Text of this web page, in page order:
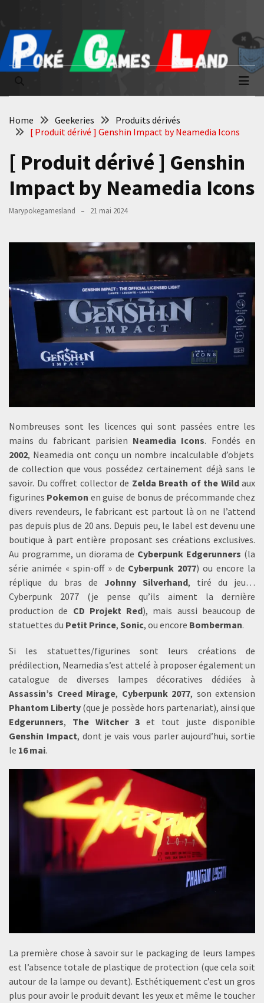
content
content
Poké Games
La passion du jeu vidéo
Home Geekeries
Produits dérivés
[ Produit dérivé ] Genshin Impact by Neamedia Icons
[ Produit dérivé ] Genshin
Impact by Neamedia Icons
Marypokegamesland 21 mai 2024
Nombreuses sont les licences qui sont passées entre les
mains du fabricant parisien Neamedia Icons. Fondés en
2002, Neamedia ont conçu un nombre incalculable d’objets
de collection que vous possédez certainement déjà sans le
savoir. Du coffret collector de Zelda Breath of the Wildaux
figurines Pokemon en guise de bonus de précommande chez
divers revendeurs, le fabricant est partout là on ne l’attend
pas depuis plus de 20 ans. Depuis peu, le label est devenu une
boutique à part entière proposant ses créations exclusives.
Au programme, un diorama de Cyberpunk Edgerunners (la
série animée « spin-off » de Cyberpunk 2077) ou encore la
réplique du bras de Johnny Silverhand, tiré du jeu…
Cyberpunk 2077 (je pense qu’ils aiment la dernière
production de CD Projekt Red), mais aussi beaucoup de
statuettes du Petit Prince, Sonic, ou encore Bomberman.
Si les statuettes/figurines sont leurs créations de
prédilection, Neamedia s’est attelé à proposer également un
catalogue de diverses lampes décoratives dédiées à
Assassin’s Creed Mirage, Cyberpunk 2077, son extension
Phantom Liberty (que je possède hors partenariat), ainsi que
Edgerunners, The Witcher 3 et tout juste disponible
Genshin Impact, dont je vais vous parler aujourd’hui, sortie
le 16 mai.
La première chose à savoir sur le packaging de leurs lampes
est l’absence totale de plastique de protection (que cela soit
autour de la lampe ou devant). Esthétiquement c’est un gros
plus pour avoir le produit devant les yeux et même le toucher